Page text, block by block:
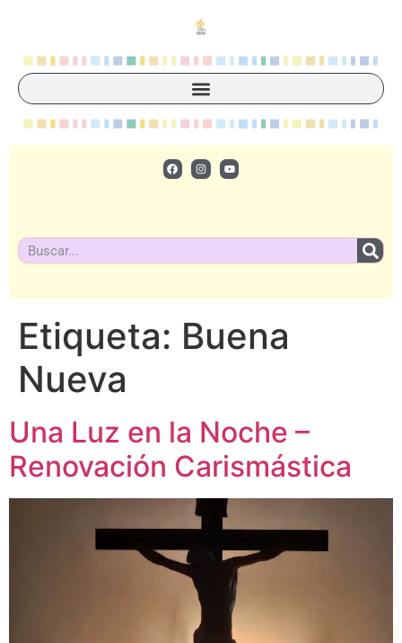
Etiqueta: Buena
Nueva
Una Luz en la Noche –
Renovación Carismástica